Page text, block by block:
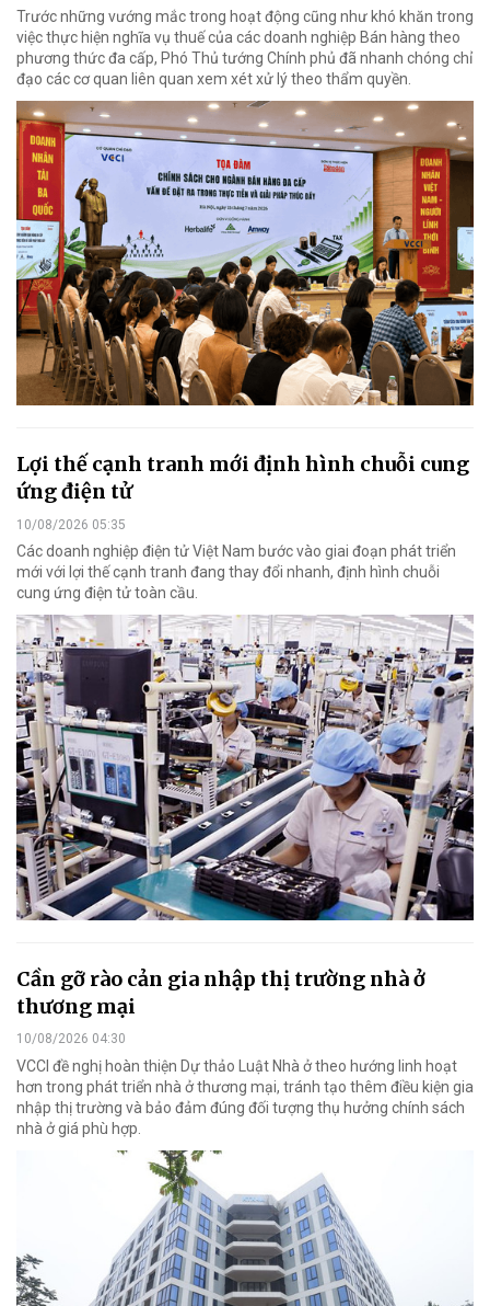
Trước những vướng mắc trong hoạt động cũng như khó khăn trong
việc thực hiện nghĩa vụ thuế của các doanh nghiệp Bán hàng theo
phương thức đa cấp, Phó Thủ tướng Chính phủ đã nhanh chóng chỉ
đạo các cơ quan liên quan xem xét xử lý theo thẩm quyền.
Lợi thế cạnh tranh mới định hình chuỗi cung
ứng điện tử
10/08/2026 05:35
Các doanh nghiệp điện tử Việt Nam bước vào giai đoạn phát triển
mới với lợi thế cạnh tranh đang thay đổi nhanh, định hình chuỗi
cung ứng điện tử toàn cầu.
Cần gỡ rào cản gia nhập thị trường nhà ở
thương mại
10/08/2026 04:30
VCCI đề nghị hoàn thiện Dự thảo Luật Nhà ở theo hướng linh hoạt
hơn trong phát triển nhà ở thương mại, tránh tạo thêm điều kiện gia
nhập thị trường và bảo đảm đúng đối tượng thụ hưởng chính sách
nhà ở giá phù hợp.